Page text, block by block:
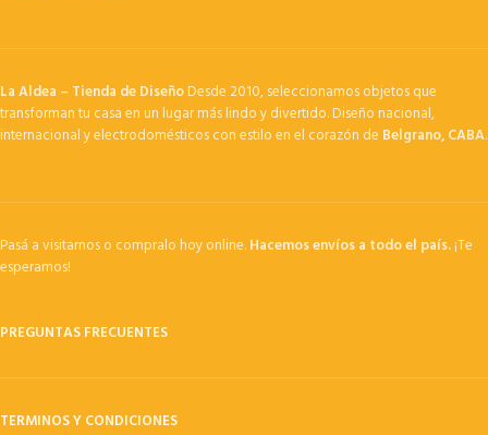
La Aldea – Tienda de DiseñoDesde 2010, seleccionamos objetos que
transforman tu casa en un lugar más lindo y divertido. Diseño nacional,
internacional y electrodomésticos con estilo en el corazón de Belgrano, CABA.
Pasá a visitarnos o compralo hoy online.Hacemos envíos a todo el país.¡Te
esperamos!
PREGUNTAS FRECUENTES
TERMINOS Y CONDICIONES